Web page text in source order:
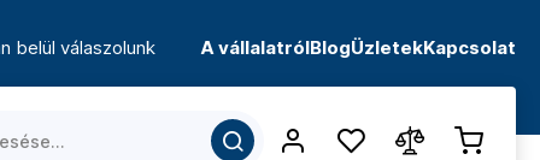
belül válaszolunk A vállalatrólBlogÜzletekKapcsolat